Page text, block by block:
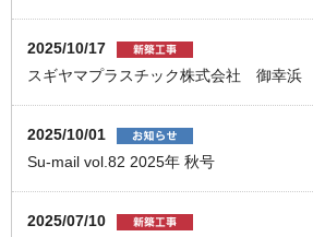
2025/10/17
スギヤマプラスチック株式会社 御幸
2025/10/01
Su-mail vol.82 2025年 秋号
2025/07/10